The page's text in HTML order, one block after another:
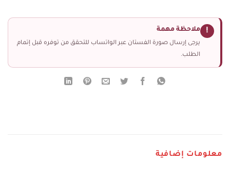
! ملاحظة مهمة
يرجى إرسال صورة الفستان عبر الواتساب للتحقق من توفره قبل إتمام
الطلب.
معلومات إضافية